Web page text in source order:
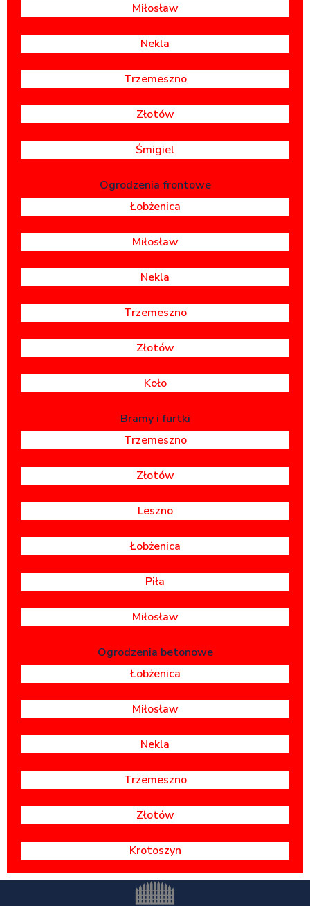
Miłosław
Nekla
Trzemeszno
Złotów
Śmigiel
Ogrodzenia frontowe
Łobżenica
Miłosław
Nekla
Trzemeszno
Złotów
Koło
Bramy i furtki
Trzemeszno
Złotów
Leszno
Łobżenica
Piła
Miłosław
Ogrodzenia betonowe
Łobżenica
Miłosław
Nekla
Trzemeszno
Złotów
Krotoszyn